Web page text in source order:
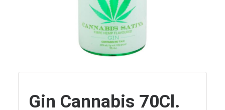
Gin Cannabis 70Cl.